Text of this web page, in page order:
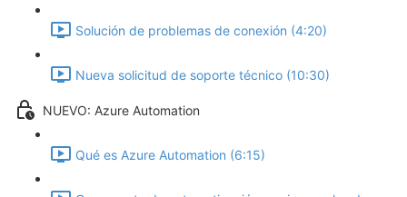
Solución de problemas de conexión (4:20)
Nueva solicitud de soporte técnico (10:30)
NUEVO: Azure Automation
Qué es Azure Automation (6:15)